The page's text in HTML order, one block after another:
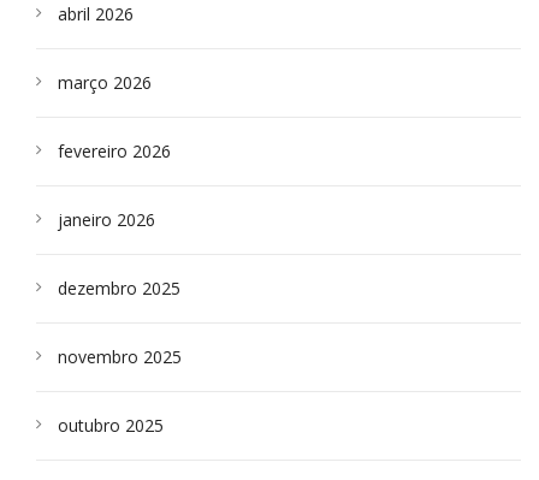
abril 2026
março 2026
fevereiro 2026
janeiro 2026
dezembro 2025
novembro 2025
outubro 2025